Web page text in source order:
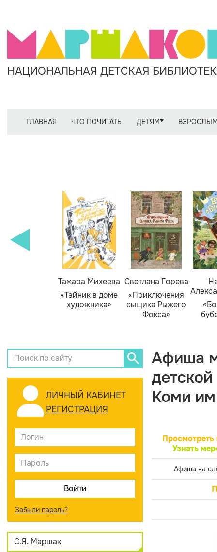
НАЦИОНАЛЬНАЯ ДЕТСКАЯ
ГЛАВНАЯ ЧТО ПОЧИТАТЬ ДЕТЯМ
Тамара Михеева
«Тайник в доме
художника»
Светлана Горева
«Приключения
сыщика Рыжего
Фокса»
ЛИЧНЫЙ КАБИНЕТ
РЕГИСТРАЦИЯ
Забыли пароль?
С.Я. Маршак
Афиша
Коми
Просмотреть
Узнать
Афиша на